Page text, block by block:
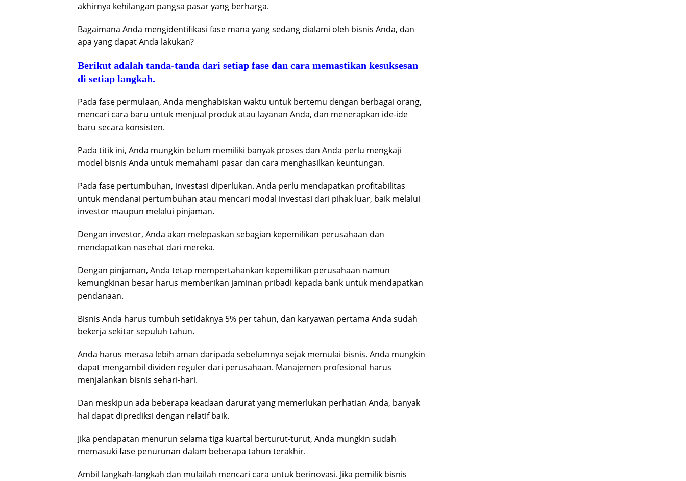
akhirnya kehilangan pangsa pasar yang berharga.
Bagaimana Anda mengidentifikasi fase mana yang sedang dialami oleh bisnis Anda, dan
apa yang dapat Anda lakukan?
Berikut adalah tanda-tanda dari setiap fase dan cara memastikan kesuksesan
di setiap langkah.
Pada fase permulaan, Anda menghabiskan waktu untuk bertemu dengan berbagai orang,
mencari cara baru untuk menjual produk atau layanan Anda, dan menerapkan ide-ide
baru secara konsisten.
Pada titik ini, Anda mungkin belum memiliki banyak proses dan Anda perlu mengkaji
model bisnis Anda untuk memahami pasar dan cara menghasilkan keuntungan.
Pada fase pertumbuhan, investasi diperlukan. Anda perlu mendapatkan profitabilitas
untuk mendanai pertumbuhan atau mencari modal investasi dari pihak luar, baik melalui
investor maupun melalui pinjaman.
Dengan investor, Anda akan melepaskan sebagian kepemilikan perusahaan dan
mendapatkan nasehat dari mereka.
Dengan pinjaman, Anda tetap mempertahankan kepemilikan perusahaan namun
kemungkinan besar harus memberikan jaminan pribadi kepada bank untuk mendapatkan
pendanaan.
Bisnis Anda harus tumbuh setidaknya 5% per tahun, dan karyawan pertama Anda sudah
bekerja sekitar sepuluh tahun.
Anda harus merasa lebih aman daripada sebelumnya sejak memulai bisnis. Anda mungkin
dapat mengambil dividen reguler dari perusahaan. Manajemen profesional harus
menjalankan bisnis sehari-hari.
Dan meskipun ada beberapa keadaan darurat yang memerlukan perhatian Anda, banyak
hal dapat diprediksi dengan relatif baik.
Jika pendapatan menurun selama tiga kuartal berturut-turut, Anda mungkin sudah
memasuki fase penurunan dalam beberapa tahun terakhir.
Ambil langkah-langkah dan mulailah mencari cara untuk berinovasi. Jika pemilik bisnis